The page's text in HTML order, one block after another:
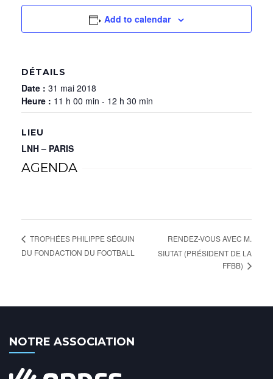
Add to calendar
DÉTAILS
Date : 31 mai 2018
Heure : 11 h 00 min - 12 h 30 min
LIEU
LNH – PARIS
AGENDA
TROPHÉES PHILIPPE SÉGUIN
DU FONDACTION DU FOOTBALL
RENDEZ-VOUS AVEC M.
SIUTAT (PRÉSIDENT DE LA
FFBB)
NOTRE ASSOCIATION